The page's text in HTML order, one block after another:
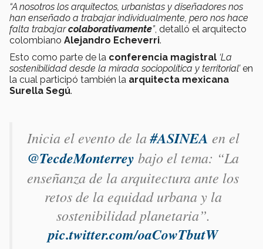
“A nosotros los arquitectos, urbanistas y diseñadores nos
han enseñado a trabajar individualmente, pero nos hace
falta trabajarcolaborativamente”, detalló el arquitecto
colombiano Alejandro Echeverri.
Esto como parte de la conferencia magistral ‘La
sostenibilidad desde la mirada sociopolítica y territorial’en
la cual participó también la arquitecta mexicana
Surella Segú.
Inicia el evento de la#ASINEA en el
@TecdeMonterrey bajo el tema: “La
enseñanza de la arquitectura ante los
retos de la equidad urbana y la
sostenibilidad planetaria”.
pic.twitter.com/oaCowTbutW